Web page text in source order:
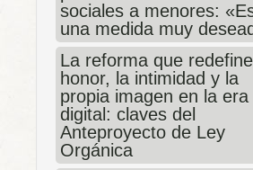
sociales a menores:
una medida muy
La reforma que
honor, la intimidad y la
propia imagen en la era
digital: claves del
Anteproyecto de Ley
Orgánica